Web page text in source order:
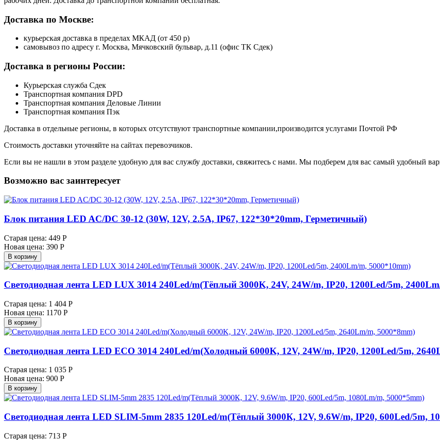
Доставка по Москве:
курьерская доставка в пределах МКАД (от 450 р)
самовывоз по адресу г. Москва, Мячковский бульвар, д.11 (офис ТК Сдек)
Доставка в регионы России:
Курьерская служба Сдек
Транспортная компания DPD
Транспортная компания Деловые Линии
Транспортная компания Пэк
Доставка в отдельные регионы, в которых отсутствуют транспортные компании,производится услугами Почтой РФ
Стоимость доставки уточняйте на сайтах перевозчиков.
Если вы не нашли в этом разделе удобную для вас службу доставки, свяжитесь с нами. Мы подберем для вас самый удобный
Возможно вас заинтересует
Блок питания LED AC/DC 30-12 (30W, 12V, 2.5A, IP67, 122*30*20mm, Герметичный)
Старая цена: 449 Р
Новая цена: 390 Р
В корзину
Светодиодная лента LED LUX 3014 240Led/m(Тёплый 3000K, 24V, 24W/m, IP20, 1200Led/5m,
Старая цена: 1 404 Р
Новая цена: 1170 Р
В корзину
Светодиодная лента LED ECO 3014 240Led/m(Холодный 6000K, 12V, 24W/m, IP20, 1200Led/5m,
Старая цена: 1 035 Р
Новая цена: 900 Р
В корзину
Светодиодная лента LED SLIM-5mm 2835 120Led/m(Тёплый 3000К, 12V, 9.6W/m, IP20, 600Led/5m,
Старая цена: 713 Р